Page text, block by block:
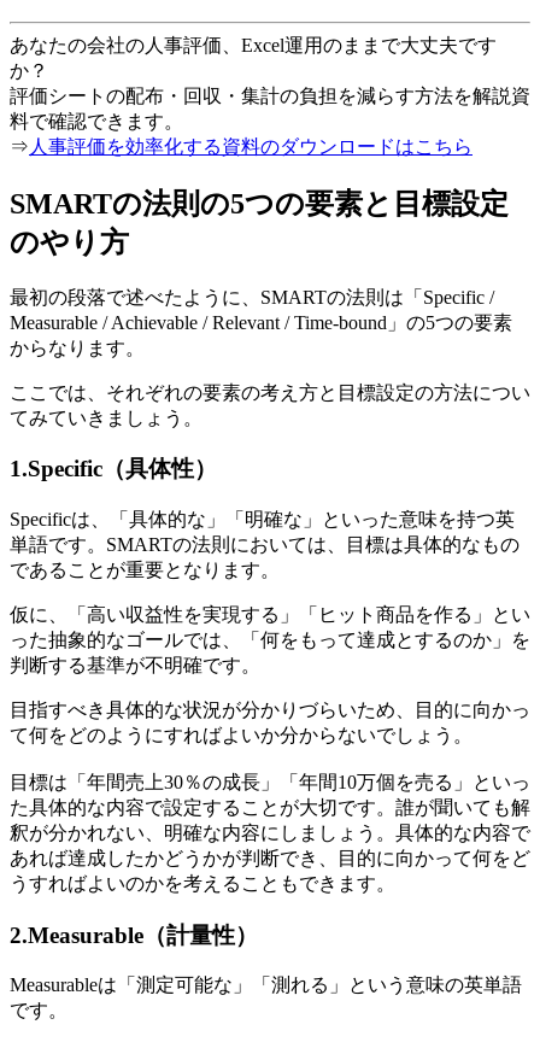
あなたの会社の人事評価、Excel運用のままで大丈夫です
か？
評価シートの配布・回収・集計の負担を減らす方法を解説資
料で確認できます。
⇒ 人事評価を効率化する資料のダウンロードはこちら
SMARTの法則の5つの要素と目標設定
のやり方
最初の段落で述べたように、SMARTの法則は「Specific /
Measurable / Achievable / Relevant / Time-bound」の5つの要素
からなります。
ここでは、それぞれの要素の考え方と目標設定の方法につい
てみていきましょう。
1.Specific（具体性）
Specificは、「具体的な」「明確な」といった意味を持つ英
単語です。SMARTの法則においては、目標は具体的なもの
であることが重要となります。
仮に、「高い収益性を実現する」「ヒット商品を作る」とい
った抽象的なゴールでは、「何をもって達成とするのか」を
判断する基準が不明確です。
目指すべき具体的な状況が分かりづらいため、目的に向かっ
て何をどのようにすればよいか分からないでしょう。
目標は「年間売上30％の成長」「年間10万個を売る」といっ
た具体的な内容で設定することが大切です。誰が聞いても解
釈が分かれない、明確な内容にしましょう。具体的な内容で
あれば達成したかどうかが判断でき、目的に向かって何をど
うすればよいのかを考えることもできます。
2.Measurable（計量性）
Measurableは「測定可能な」「測れる」という意味の英単語
です。